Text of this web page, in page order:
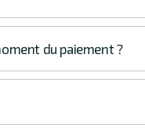
du paiement ?